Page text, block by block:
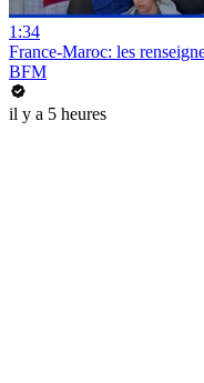
1:34
France-Maroc: les
BFM
il y a 5 heures